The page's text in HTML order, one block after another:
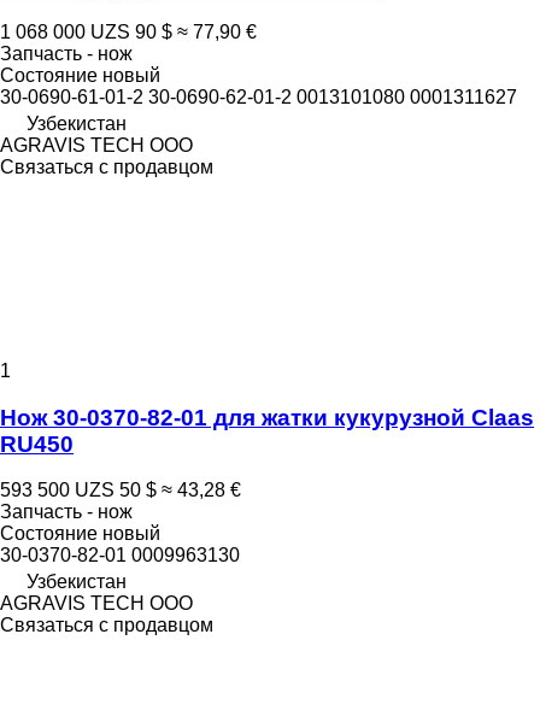
1 068 000 UZS 90 $ ≈ 77,90 €
Запчасть - нож
Состояние новый
30-0690-61-01-2 30-0690-62-01-2 0013101080 0001311627
Узбекистан
AGRAVIS TECH ООО
Связаться с продавцом
1
Нож 30-0370-82-01 для жатки кукурузной Claas
RU450
593 500 UZS 50 $ ≈ 43,28 €
Запчасть - нож
Состояние новый
30-0370-82-01 0009963130
Узбекистан
AGRAVIS TECH ООО
Связаться с продавцом